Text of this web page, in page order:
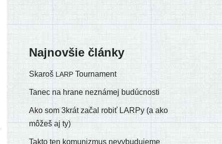
Najnovšie články
Skaroš LARP Tournament
Tanec na hrane neznámej budúcnosti
Ako som 3krát začal robiť LARPy (a ako
môžeš aj ty)
Takto ten komunizmus nevybudujeme